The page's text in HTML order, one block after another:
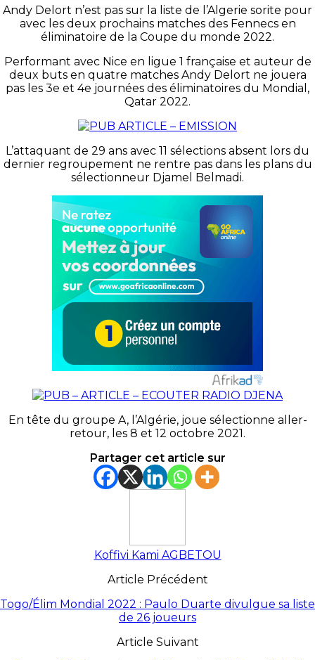
Andy Delort n’est pas sur la liste de l’Algerie sorite pour
avec les deux prochains matches des Fennecs en
éliminatoire de la Coupe du monde 2022.
Performant avec Nice en ligue 1 française et auteur de
deux buts en quatre matches Andy Delort ne jouera
pas les 3e et 4e journées des éliminatoires du Mondial,
Qatar 2022.
L’attaquant de 29 ans avec 11 sélections absent lors du
dernier regroupement ne rentre pas dans les plans du
sélectionneur Djamel Belmadi.
En tête du groupe A, l’Algérie, joue sélectionne aller-
retour, les 8 et 12 octobre 2021.
Partager cet article sur
Koffivi Kami AGBETOU
Article Précédent
Togo/Élim Mondial 2022 : Paulo Duarte divulgue sa liste
de 26 joueurs
Article Suivant